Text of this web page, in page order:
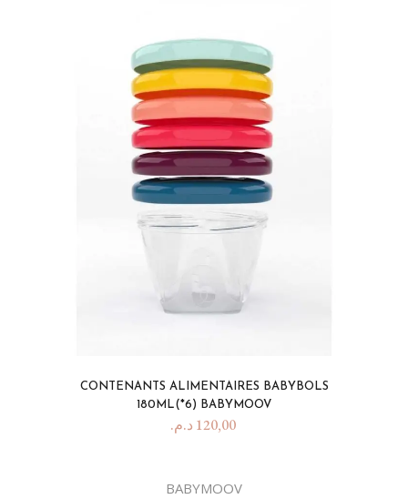
CONTENANTS ALIMENTAIRES BABYBOLS
180ML(*6) BABYMOOV
120,00 د.م.
BABYMOOV